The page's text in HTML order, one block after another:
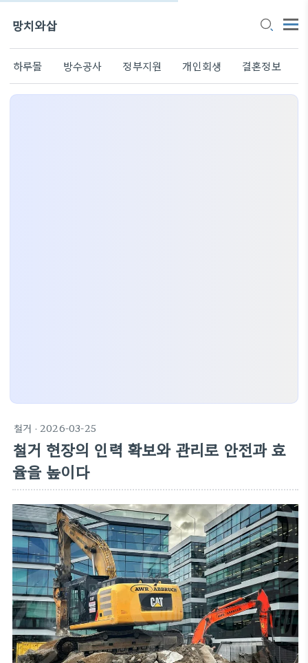
망치와삽
하루몰 방수공사 정부지원 개인회생 결혼정보
철거 · 2026-03-25
철거 현장의 인력 확보와 관리로 안전과 효
율을 높이다